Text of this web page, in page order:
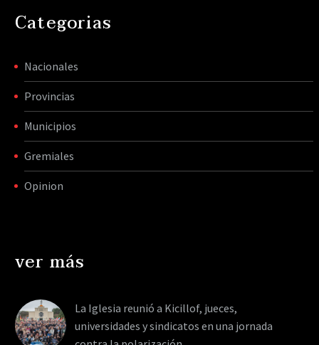
Categorias
Nacionales
Provincias
Municipios
Gremiales
Opinion
ver más
La Iglesia reunió a Kicillof, jueces,
universidades y sindicatos en una jornada